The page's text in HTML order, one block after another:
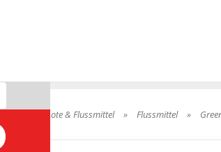
Lote & Flussmittel » Flussmittel »